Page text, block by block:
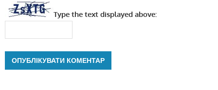
Type the text displayed above: